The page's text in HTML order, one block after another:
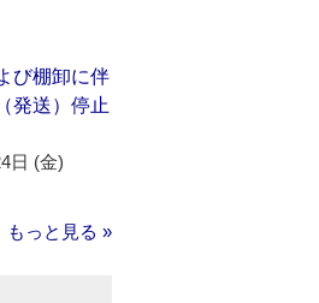
び棚卸に伴
発送）停止
日 (金)
もっと見る »